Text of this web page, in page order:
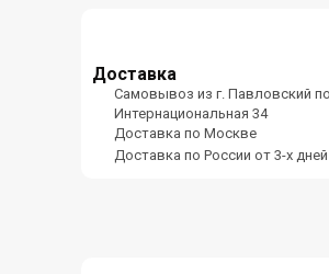
Доставка
Самовывоз из г. Павловский
Интернациональная 34
Доставка по Москве
Доставка по России от 3-х дней